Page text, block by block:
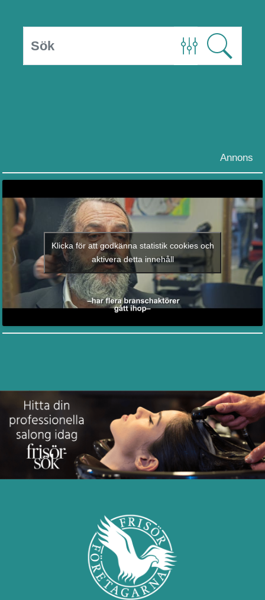
Annons
Klicka för att godkänna statistik cookies och
aktivera detta innehåll